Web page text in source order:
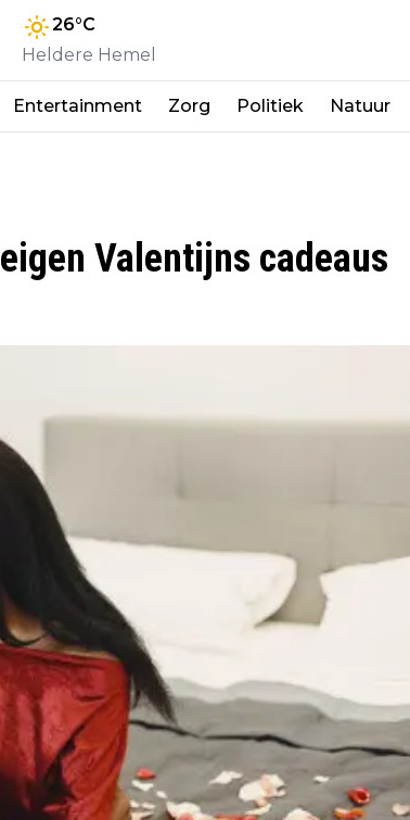
26°C
Heldere Hemel
Entertainment Zorg Politiek Natuur
Valentijns cadeaus